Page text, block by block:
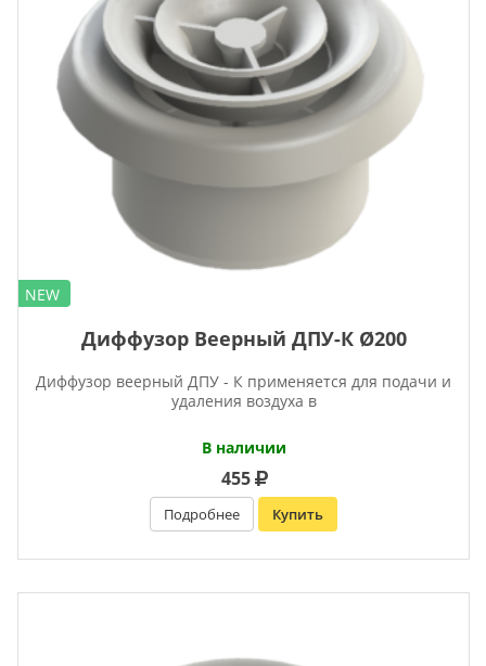
NEW
Диффузор Веерный ДПУ-К Ø200
Диффузор веерный ДПУ - К применяется для подачи и
удаления воздуха в
В наличии
455
Подробнее Купить